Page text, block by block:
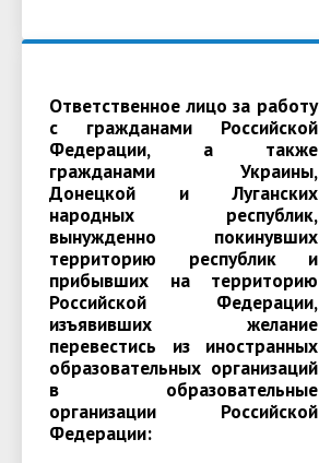
Ответственное лицо за работу
с гражданами Российской
Федерации, а также
гражданами Украины,
Донецкой и Луганских
народных республик,
вынужденно покинувших
территорию республик и
прибывших на территорию
Российской Федерации,
изъявивших желание
перевестись из иностранных
образовательных организаций
в образовательные
организации Российской
Федерации: